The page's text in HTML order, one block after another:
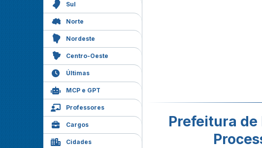
Sul
Norte
Nordeste
Centro-Oeste
Últimas
MCP e GPT
Professores
Cargos
Cidades
Prefeitura de